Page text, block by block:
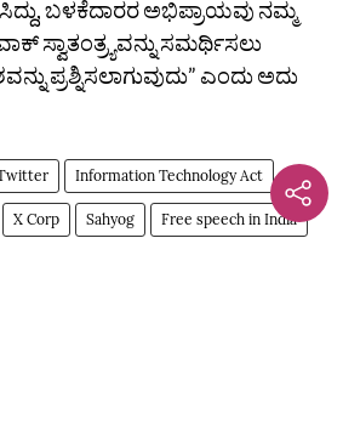
ಬಳಕೆದಾರರ ಅಭಿಪ್ರಾಯವು ನಮ್ಮ
ಸ್ವಾತಂತ್ರ್ಯವನ್ನು ಸಮರ್ಥಿಸಲು
ಪ್ರಶ್ನಿಸಲಾಗುವುದು” ಎಂದು ಅದು
Information Technology Act
X Corp Sahyog Free speech in India